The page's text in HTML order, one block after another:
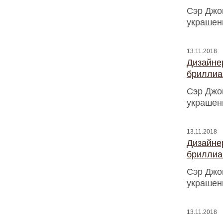
Сэр
13.11.2018
Сэр
13.11.2018
Сэр
13.11.2018